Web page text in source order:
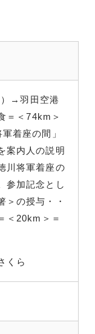
）→羽田空港
＝＜74km＞
着座の間」
案内人の説明
川将軍着座の
参加記念とし
＞の授与・・
＜20km＞＝
くら